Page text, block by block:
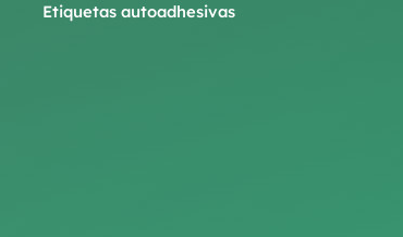
Etiquetas autoadhesivas